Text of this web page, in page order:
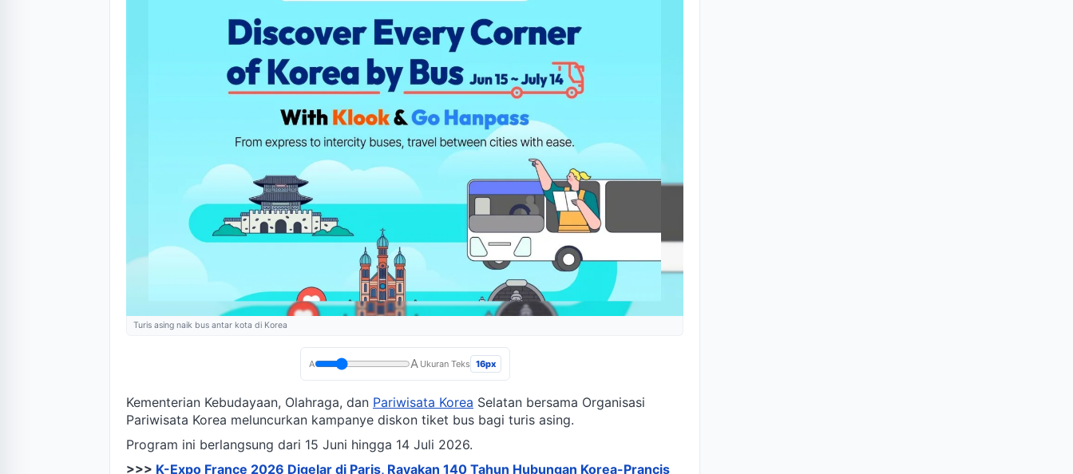
Turis asing naik bus antar kota di Korea
A A Ukuran Teks 16px
Kementerian Kebudayaan, Olahraga, dan Pariwisata Korea Selatan bersama Organisasi
Pariwisata Korea meluncurkan kampanye diskon tiket bus bagi turis asing.
Program ini berlangsung dari 15 Juni hingga 14 Juli 2026.
>>> K-Expo France 2026 Digelar di Paris, Rayakan 140 Tahun Hubungan Korea-Prancis